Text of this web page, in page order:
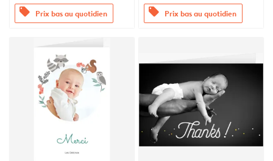
offers Prix bas au quotidien offers Prix bas au quotidien